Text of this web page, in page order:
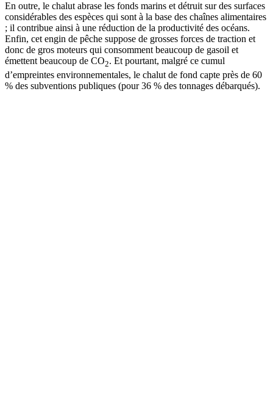
En outre, le chalut abrase les fonds marins et détruit sur des surfaces
considérables des espèces qui sont à la base des chaînes alimentaires
; il contribue ainsi à une réduction de la productivité des océans.
Enfin, cet engin de pêche suppose de grosses forces de traction et
donc de gros moteurs qui consomment beaucoup de gasoil et
émettent beaucoup de CO2. Et pourtant, malgré ce cumul
d’empreintes environnementales, le chalut de fond capte près de 60
% des subventions publiques (pour 36 % des tonnages débarqués).